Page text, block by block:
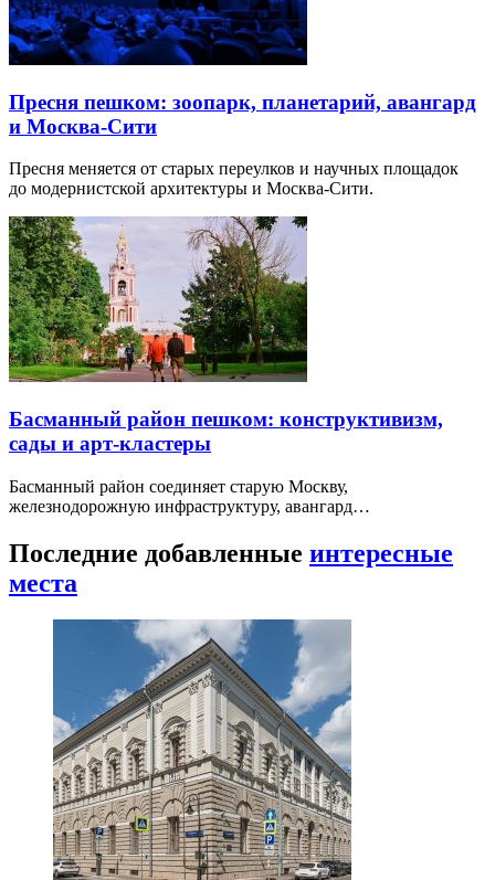
Пресня пешком: зоопарк, планетарий, авангард
и Москва-Сити
Пресня меняется от старых переулков и научных площадок
до модернистской архитектуры и Москва-Сити.
Басманный район пешком: конструктивизм,
сады и арт-кластеры
Басманный район соединяет старую Москву,
железнодорожную инфраструктуру, авангард…
Последние добавленные интересные
места